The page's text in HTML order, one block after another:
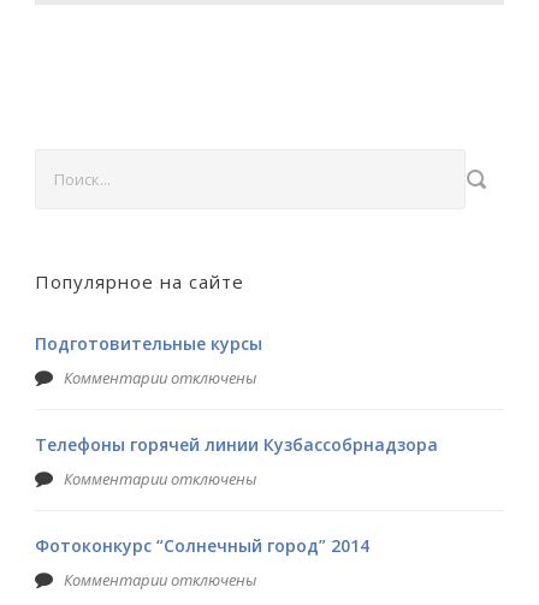
Популярное на сайте
Подготовительные курсы
Комментарии отключены
Телефоны горячей линии Кузбассобрнадзора
Комментарии отключены
Фотоконкурс “Солнечный город” 2014
Комментарии отключены